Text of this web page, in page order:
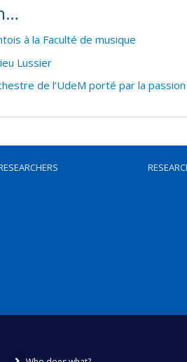
à la Faculté de musique
Lussier
de l’UdeM porté par la passion